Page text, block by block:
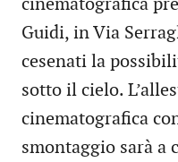
cinematografica
Guidi, in Via
cesenati la
sotto il cielo.
cinematografica
smontaggio sarà a